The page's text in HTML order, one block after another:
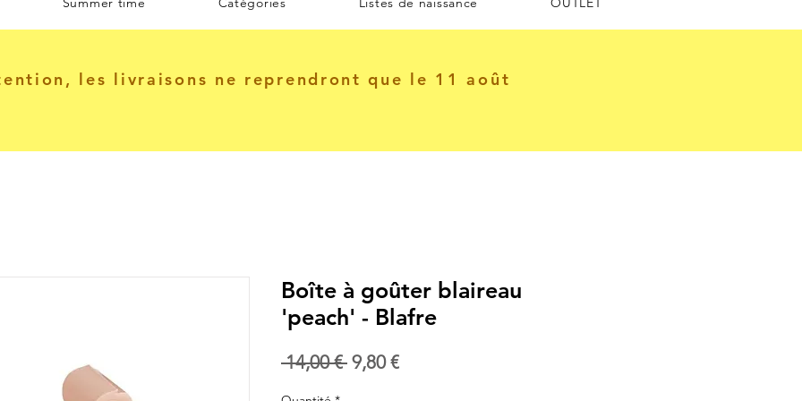
les livraisons ne reprendront que le 11 août
Boîte à goûter blaireau
'peach' - Blafre
14,00 € Prix
9,80 €Prix